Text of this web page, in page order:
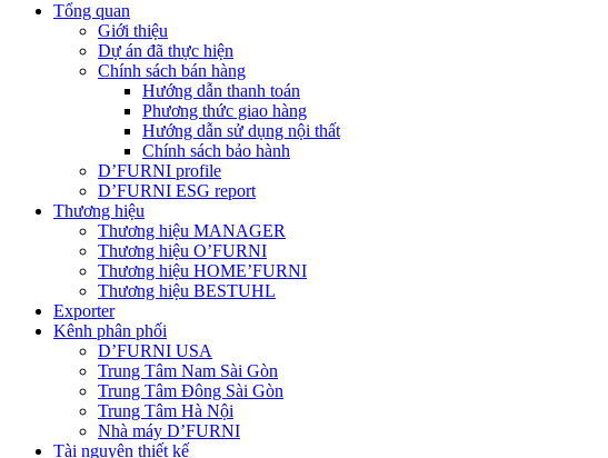
Tổng quan
Giới thiệu
Dự án đã thực hiện
Chính sách bán hàng
Hướng dẫn thanh toán
Phương thức giao hàng
Hướng dẫn sử dụng nội thất
Chính sách bảo hành
D’FURNI profile
D’FURNI ESG report
Thương hiệu
Thương hiệu MANAGER
Thương hiệu O’FURNI
Thương hiệu HOME’FURNI
Thương hiệu BESTUHL
Exporter
Kênh phân phối
D’FURNI USA
Trung Tâm Nam Sài Gòn
Trung Tâm Đông Sài Gòn
Trung Tâm Hà Nội
Nhà máy D’FURNI
Tài nguyên thiết kế